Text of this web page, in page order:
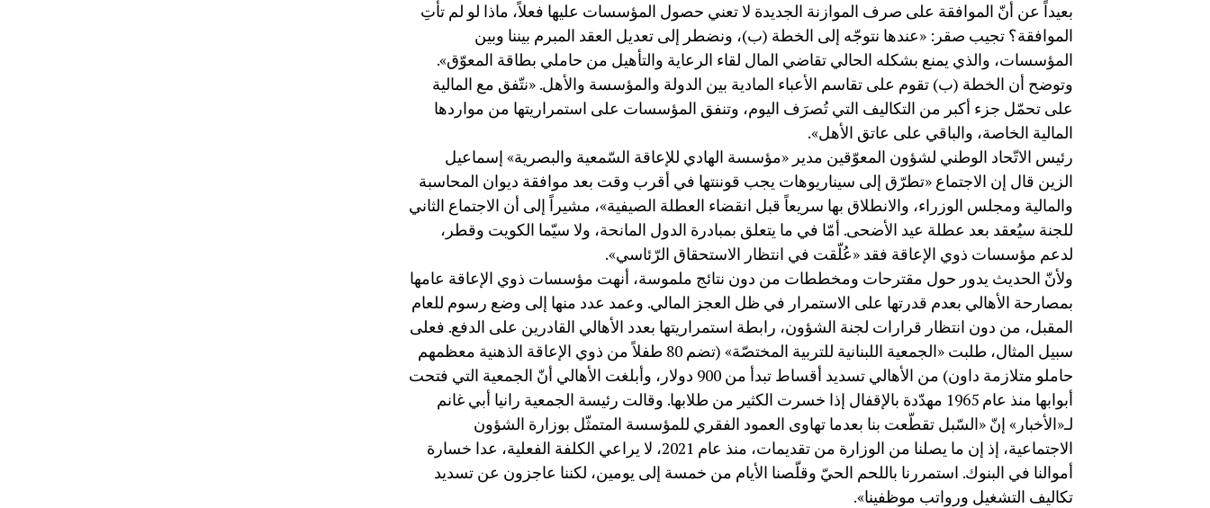
بعيداً عن أنّ الموافقة على صرف الموازنة الجديدة لا تعني حصول المؤسسات عليها فعلاً، ماذا لو لم تأتِ
الموافقة؟ تجيب صقر: «عندها نتوجّه إلى الخطة (ب)، ونضطر إلى تعديل العقد المبرم بيننا وبين
المؤسسات، والذي يمنع بشكله الحالي تقاضي المال لقاء الرعاية والتأهيل من حاملي بطاقة المعوّق».
وتوضح أن الخطة (ب) تقوم على تقاسم الأعباء المادية بين الدولة والمؤسسة والأهل. «نتّفق مع المالية
على تحمّل جزء أكبر من التكاليف التي تُصرَف اليوم، وتنفق المؤسسات على استمراريتها من مواردها
المالية الخاصة، والباقي على عاتق الأهل».
رئيس الاتّحاد الوطني لشؤون المعوّقين مدير «مؤسسة الهادي للإعاقة السّمعية والبصرية» إسماعيل
الزين قال إن الاجتماع «تطرّق إلى سيناريوهات يجب قوننتها في أقرب وقت بعد موافقة ديوان المحاسبة
والمالية ومجلس الوزراء، والانطلاق بها سريعاً قبل انقضاء العطلة الصيفية»، مشيراً إلى أن الاجتماع الثاني
للجنة سيُعقد بعد عطلة عيد الأضحى. أمّا في ما يتعلق بمبادرة الدول المانحة، ولا سيّما الكويت وقطر،
لدعم مؤسسات ذوي الإعاقة فقد «عُلّقت في انتظار الاستحقاق الرّئاسي».
ولأنّ الحديث يدور حول مقترحات ومخططات من دون نتائج ملموسة، أنهت مؤسسات ذوي الإعاقة عامها
بمصارحة الأهالي بعدم قدرتها على الاستمرار في ظل العجز المالي. وعمد عدد منها إلى وضع رسوم للعام
المقبل، من دون انتظار قرارات لجنة الشؤون، رابطة استمراريتها بعدد الأهالي القادرين على الدفع. فعلى
سبيل المثال، طلبت «الجمعية اللبنانية للتربية المختصّة» (تضم 80 طفلاً من ذوي الإعاقة الذهنية معظمهم
حاملو متلازمة داون) من الأهالي تسديد أقساط تبدأ من 900 دولار، وأبلغت الأهالي أنّ الجمعية التي فتحت
أبوابها منذ عام 1965 مهدّدة بالإقفال إذا خسرت الكثير من طلابها. وقالت رئيسة الجمعية رانيا أبي غانم
لـ«الأخبار» إنّ «السّبل تقطّعت بنا بعدما تهاوى العمود الفقري للمؤسسة المتمثّل بوزارة الشؤون
الاجتماعية، إذ إن ما يصلنا من الوزارة من تقديمات، منذ عام 2021، لا يراعي الكلفة الفعلية، عدا خسارة
أموالنا في البنوك. استمررنا باللحم الحيّ وقلّصنا الأيام من خمسة إلى يومين، لكننا عاجزون عن تسديد
تكاليف التشغيل ورواتب موظفينا».